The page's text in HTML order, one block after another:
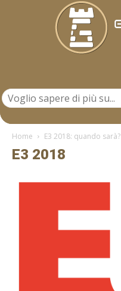
Home E3 2018: quando sarà?
E3 2018